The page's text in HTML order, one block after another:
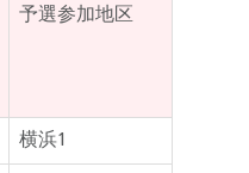
予選参加地区
横浜1